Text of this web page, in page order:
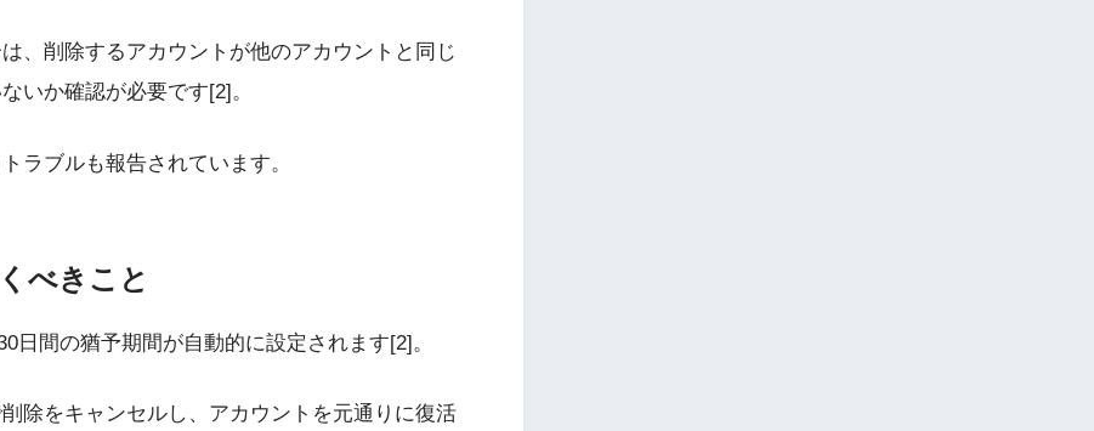
、削除するアカウントが他のアカウントと同じ
いか確認が必要です[2]。
ラブルも報告されています。
べきこと
日間の猶予期間が自動的に設定されます[2]。
除をキャンセルし、アカウントを元通りに復活